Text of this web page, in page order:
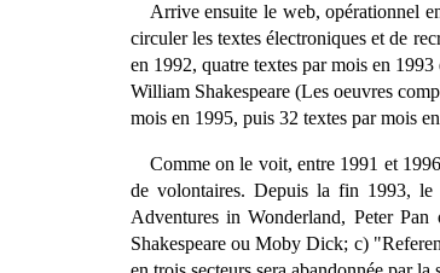
Arrive ensuite le web, opérationnel
circuler les textes électroniques et de
en 1992, quatre textes par mois en
William Shakespeare (Les oeuvres
mois en 1995, puis 32 textes par mois
Comme on le voit, entre 1991 et
de volontaires. Depuis la fin 1993, le
Adventures in Wonderland, Peter
Shakespeare ou Moby Dick; c)